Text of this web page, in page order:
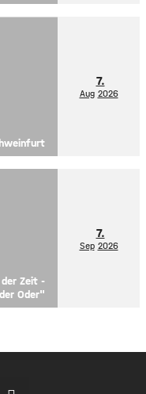
7.
Aug 2026
Zeit -
Oder"
7.
Sep 2026